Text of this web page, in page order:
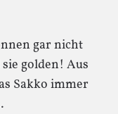
gar nicht
golden! Aus
Sakko immer